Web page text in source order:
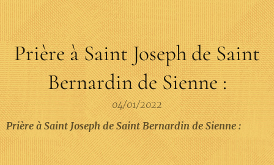
Prière à Saint Joseph de Saint
Bernardin de Sienne :
04/01/2022
Prière à Saint Joseph de Saint Bernardin de Sienne :